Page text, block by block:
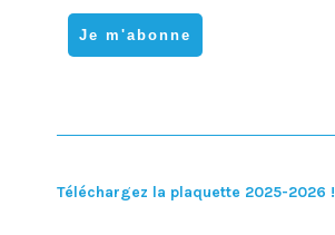
Téléchargez la plaquette 2025-2026 !